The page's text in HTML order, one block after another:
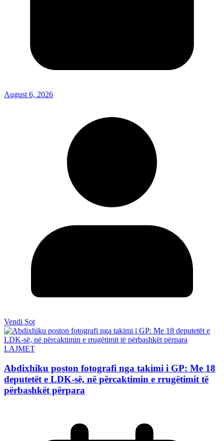
August 6, 2026
Vendi Sot
LAJMET
Abdixhiku poston fotografi nga takimi i GP: Me 18
deputetët e LDK-së, në përcaktimin e rrugëtimit të
përbashkët përpara